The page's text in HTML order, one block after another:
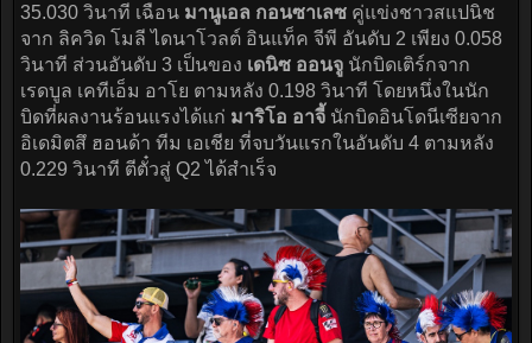
35.030 วินาที เฉือน มานูเอล กอนซาเลซ คู่แข่งชาวสแปนิช
จาก ลิควิด โมลี ไดนาโวลต์ อินแท็ค จีพี อันดับ 2 เพียง 0.058
วินาที ส่วนอันดับ 3 เป็นของ เดนิซ ออนจู นักบิดเติร์กจาก
เรดบูล เคทีเอ็ม อาโย ตามหลัง 0.198 วินาที โดยหนึ่งในนัก
บิดที่ผลงานร้อนแรงได้แก่ มาริโอ อาจี้ นักบิดอินโดนีเซียจาก
อิเดมิตสึ ฮอนด้า ทีม เอเชีย ที่จบวันแรกในอันดับ 4 ตามหลัง
0.229 วินาที ตีตั๋วสู่ Q2 ได้สำเร็จ